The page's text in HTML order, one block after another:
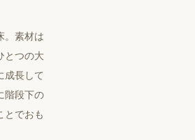
。素材は
とつの大
成長して
階段下の
とでおも